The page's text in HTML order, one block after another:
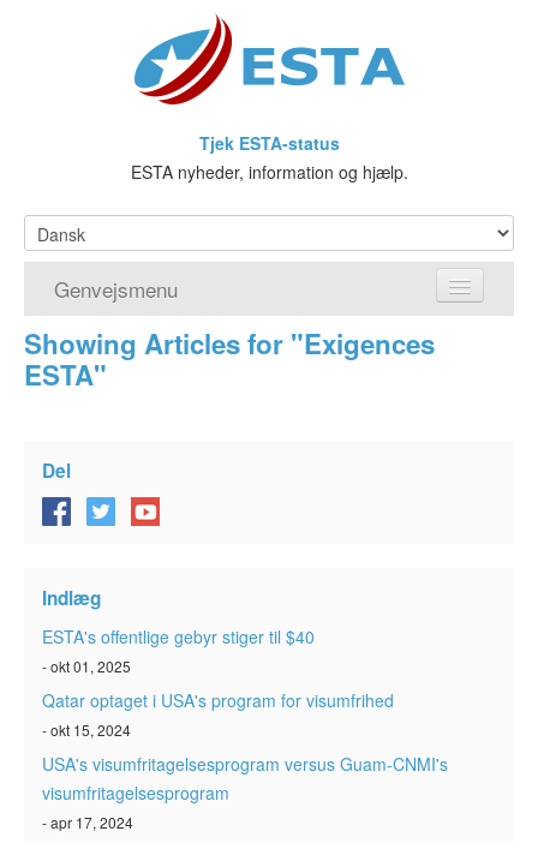
Tjek ESTA-status
ESTA nyheder, information og hjælp.
Genvejsmenu
Hjem
Visumfritagelsesprogrammet
Artikler
Kontakt
Showing Articles for "Exigences
ESTA"
Del
Indlæg
ESTA's offentlige gebyr stiger til $40
- okt 01, 2025
Qatar optaget i USA's program for visumfrihed
- okt 15, 2024
USA's visumfritagelsesprogram versus Guam-CNMI's
visumfritagelsesprogram
- apr 17, 2024